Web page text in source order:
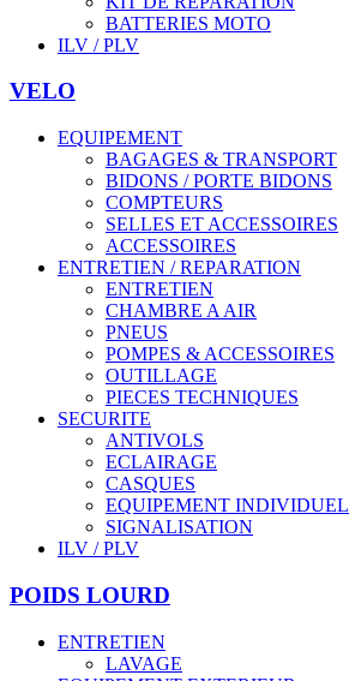
BATTERIES MOTO
ILV / PLV
VELO
EQUIPEMENT
BAGAGES & TRANSPORT
BIDONS / PORTE BIDONS
COMPTEURS
SELLES ET ACCESSOIRES
ACCESSOIRES
ENTRETIEN / REPARATION
ENTRETIEN
CHAMBRE A AIR
PNEUS
POMPES & ACCESSOIRES
OUTILLAGE
PIECES TECHNIQUES
SECURITE
ANTIVOLS
ECLAIRAGE
CASQUES
EQUIPEMENT INDIVIDUEL
SIGNALISATION
ILV / PLV
POIDS LOURD
ENTRETIEN
LAVAGE